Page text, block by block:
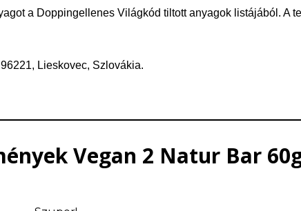
a Doppingellenes Világkód tiltott anyagok listájából. A
Lieskovec, Szlovákia.
Vegan 2 Natur Bar